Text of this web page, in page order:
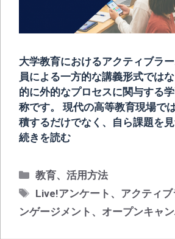
大学教育におけるアクティブラ
員による一方的な講義形式では
的に外的なプロセスに関与する
称です。 現代の高等教育現場で
積するだけでなく、自ら課題を
続きを読む
カ
テ
リ
教育、活用方法
タ
グ
Live!アンケート 、 アクティ
ンゲージメント 、 オープンキャ